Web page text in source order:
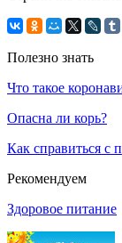
Полезно знать
Что такое
Опасна ли корь?
Как справиться с
Рекомендуем
Здоровое питание